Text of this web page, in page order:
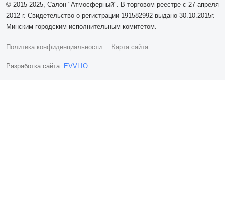
© 2015-2025, Салон "Атмосферный". В торговом реестре с 27 апреля
2012 г. Свидетельство о регистрации 191582992 выдано 30.10.2015г.
Минским городским исполнительным комитетом.
Политика конфиденциальности Карта сайта
Разработка сайта: EVVLIO